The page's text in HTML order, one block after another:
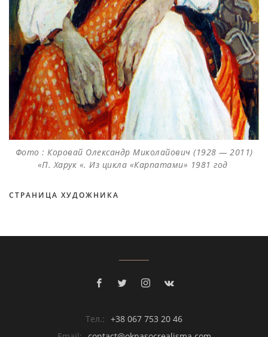
Фото : Коровай Олександр Миколайович (1928 — 2011)
«П. Харук «. Из цикла «Карпатами» 1981 год
СТРАНИЦА ХУДОЖНИКА
Тел.: +38 067 753 20 46